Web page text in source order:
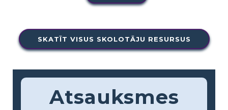
SKATĪT VISUS SKOLOTĀJU RESURSUS
Atsauksmes